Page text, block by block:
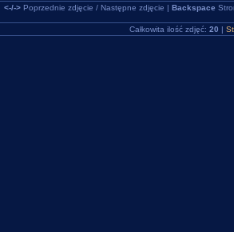
<-/->Poprzednie zdjęcie / Następne zdjęcie | Backspace
Całkowita ilość zdjęć: 20 |